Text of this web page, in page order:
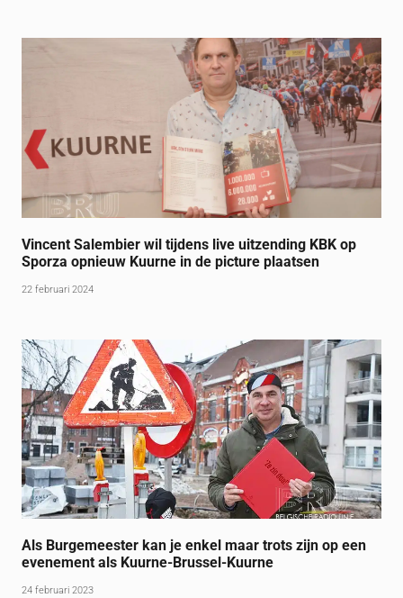
Vincent Salembier wil tijdens live uitzending KBK op
Sporza opnieuw Kuurne in de picture plaatsen
22 februari 2024
Als Burgemeester kan je enkel maar trots zijn op een
evenement als Kuurne-Brussel-Kuurne
24 februari 2023